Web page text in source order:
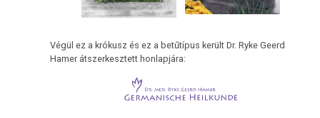
Végül ez a krókusz és ez a betűtípus került Dr. Ryke Geerd
Hamer átszerkesztett honlapjára: